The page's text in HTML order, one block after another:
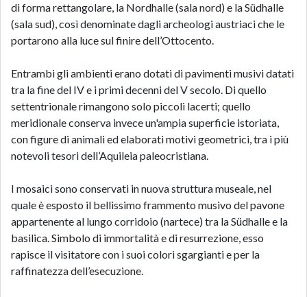
di forma rettangolare, la Nordhalle (sala nord) e la Südhalle
(sala sud), così denominate dagli archeologi austriaci che le
portarono alla luce sul finire dell’Ottocento.
Entrambi gli ambienti erano dotati di pavimenti musivi datati
tra la fine del IV e i primi decenni del V secolo. Di quello
settentrionale rimangono solo piccoli lacerti; quello
meridionale conserva invece un'ampia superficie istoriata,
con figure di animali ed elaborati motivi geometrici, tra i più
notevoli tesori dell’Aquileia paleocristiana.
I mosaici sono conservati in nuova struttura museale, nel
quale è esposto il bellissimo frammento musivo del pavone
appartenente al lungo corridoio (nartece) tra la Südhalle e la
basilica. Simbolo di immortalità e di resurrezione, esso
rapisce il visitatore con i suoi colori sgargianti e per la
raffinatezza dell’esecuzione.